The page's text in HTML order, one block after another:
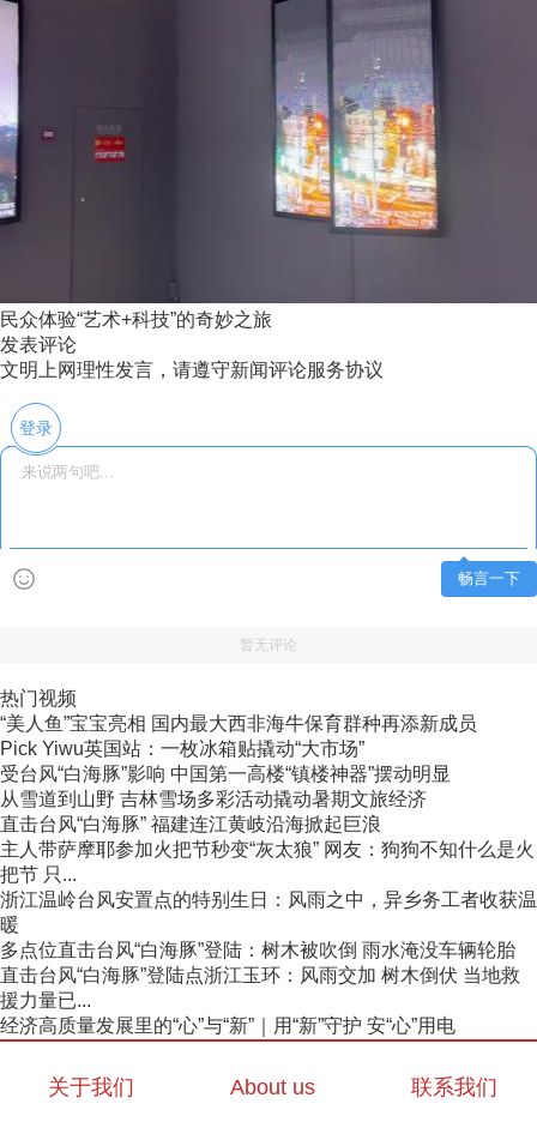
民众体验“艺术+科技”的奇妙之旅
发表评论
文明上网理性发言，请遵守新闻评论服务协议
登录
畅言一下
暂无评论
热门视频
“美人鱼”宝宝亮相 国内最大西非海牛保育群种再添新成员
Pick Yiwu英国站：一枚冰箱贴撬动“大市场”
受台风“白海豚”影响 中国第一高楼“镇楼神器”摆动明显
从雪道到山野 吉林雪场多彩活动撬动暑期文旅经济
直击台风“白海豚” 福建连江黄岐沿海掀起巨浪
主人带萨摩耶参加火把节秒变“灰太狼” 网友：狗狗不知什么是火
把节 只...
浙江温岭台风安置点的特别生日：风雨之中，异乡务工者收获温
暖
多点位直击台风“白海豚”登陆：树木被吹倒 雨水淹没车辆轮胎
直击台风“白海豚”登陆点浙江玉环：风雨交加 树木倒伏 当地救
援力量已...
经济高质量发展里的“心”与“新”｜用“新”守护 安“心”用电
关于我们 About us 联系我们